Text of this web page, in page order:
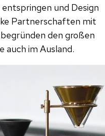
und Design
Partnerschaften mit
den großen
auch im Ausland.